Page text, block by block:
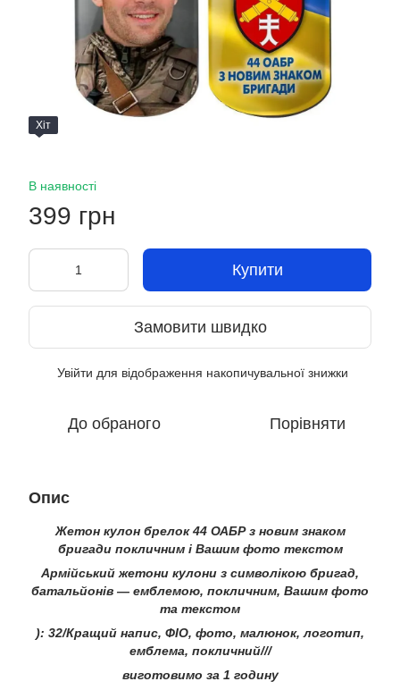
Хіт
В наявності
399 грн
Купити
Замовити швидко
Увійти для відображення накопичувальної знижки
До обраного Порівняти
Опис
Жетон кулон брелок 44 ОАБР з новим знаком
бригади покличним і Вашим фото текстом
Армійський жетони кулони з символікою бригад,
батальйонів — емблемою, покличним, Вашим фото
та текстом
): 32/Кращий напис, ФІО, фото, малюнок, логотип,
емблема, покличний///
виготовимо за 1 годину